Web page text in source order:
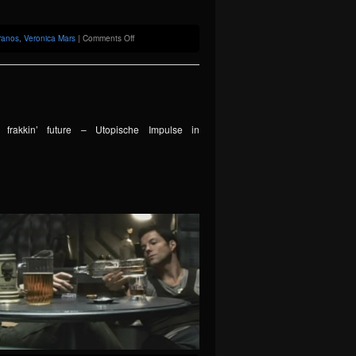
, Veronica Mars | Comments Offon
frakkin’ future – Utopische Impulse in